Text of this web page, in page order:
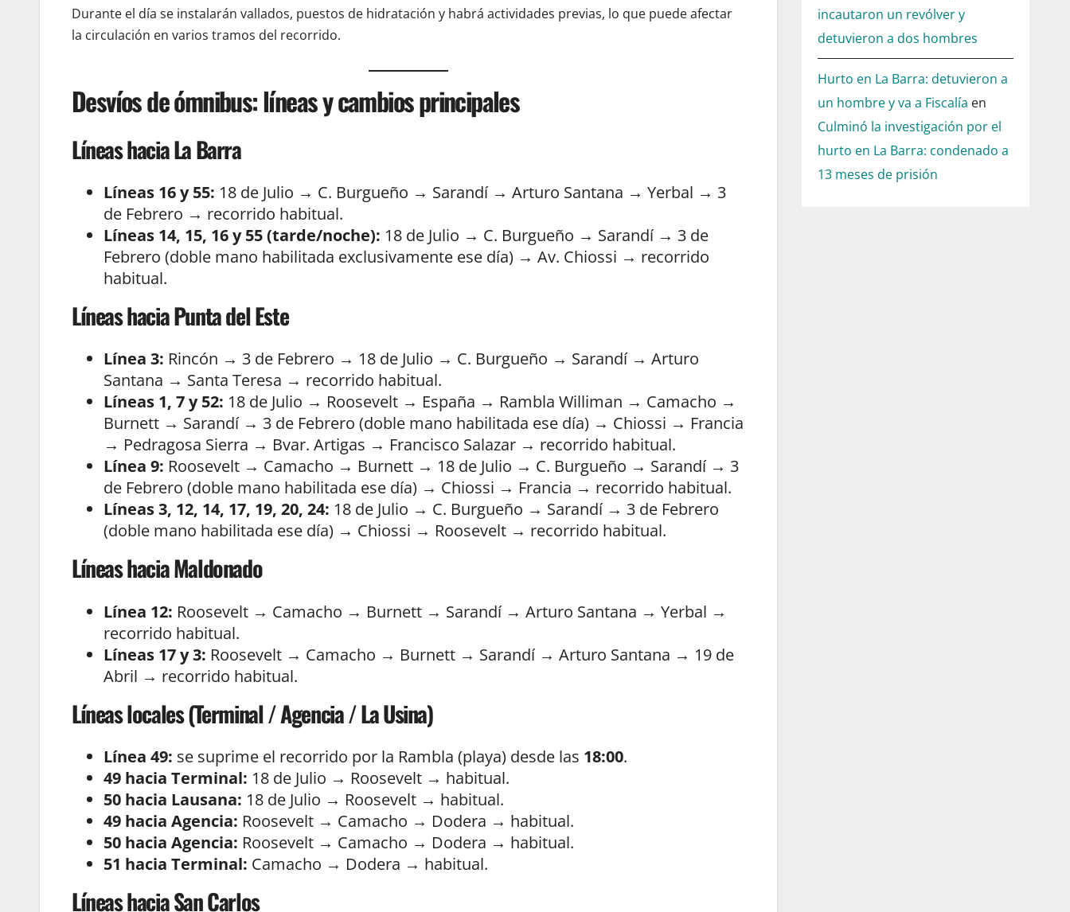
Durante el día se instalarán vallados, puestos de hidratación y habrá actividades previas, lo que puede afectar
la circulación en varios tramos del recorrido.
Desvíos de ómnibus: líneas y cambios principales
Líneas hacia La Barra
Líneas 16 y 55: 18 de Julio → C. Burgueño → Sarandí → Arturo Santana → Yerbal → 3
de Febrero → recorrido habitual.
Líneas 14, 15, 16 y 55 (tarde/noche): 18 de Julio → C. Burgueño → Sarandí → 3 de
Febrero (doble mano habilitada exclusivamente ese día) → Av. Chiossi → recorrido
habitual.
Líneas hacia Punta del Este
Línea 3: Rincón → 3 de Febrero → 18 de Julio → C. Burgueño → Sarandí → Arturo
Santana → Santa Teresa → recorrido habitual.
Líneas 1, 7 y 52: 18 de Julio → Roosevelt → España → Rambla Williman → Camacho →
Burnett → Sarandí → 3 de Febrero (doble mano habilitada ese día) → Chiossi → Francia
→ Pedragosa Sierra → Bvar. Artigas → Francisco Salazar → recorrido habitual.
Línea 9: Roosevelt → Camacho → Burnett → 18 de Julio → C. Burgueño → Sarandí → 3
de Febrero (doble mano habilitada ese día) → Chiossi → Francia → recorrido habitual.
Líneas 3, 12, 14, 17, 19, 20, 24: 18 de Julio → C. Burgueño → Sarandí → 3 de Febrero
(doble mano habilitada ese día) → Chiossi → Roosevelt → recorrido habitual.
Líneas hacia Maldonado
Línea 12: Roosevelt → Camacho → Burnett → Sarandí → Arturo Santana → Yerbal →
recorrido habitual.
Líneas 17 y 3: Roosevelt → Camacho → Burnett → Sarandí → Arturo Santana → 19 de
Abril → recorrido habitual.
Líneas locales (Terminal / Agencia / La Usina)
Línea 49: se suprime el recorrido por la Rambla (playa) desde las 18:00.
49 hacia Terminal: 18 de Julio → Roosevelt → habitual.
50 hacia Lausana: 18 de Julio → Roosevelt → habitual.
49 hacia Agencia: Roosevelt → Camacho → Dodera → habitual.
50 hacia Agencia: Roosevelt → Camacho → Dodera → habitual.
51 hacia Terminal: Camacho → Dodera → habitual.
Líneas hacia San Carlos
incautaron un revólver y
detuvieron a dos hombres
Hurto en La Barra: detuvieron a
un hombre y va a Fiscalía en
Culminó la investigación por el
hurto en La Barra: condenado a
13 meses de prisión